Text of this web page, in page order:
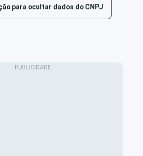
para ocultar dados do CNPJ